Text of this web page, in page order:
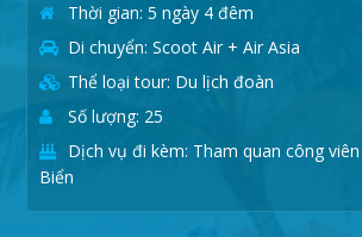
Thời gian: 5 ngày 4 đêm
Di chuyển: Scoot Air + Air Asia
Thể loại tour: Du lịch đoàn
Số lượng: 25
Dịch vụ đi kèm: Tham quan công
Biển